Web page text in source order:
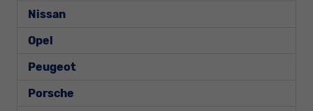
Nissan
Opel
Peugeot
Porsche